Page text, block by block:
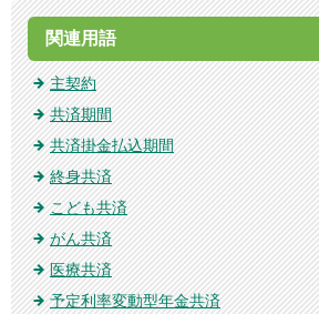
関連用語
主契約
共済期間
共済掛金払込期間
終身共済
こども共済
がん共済
医療共済
予定利率変動型年金共済